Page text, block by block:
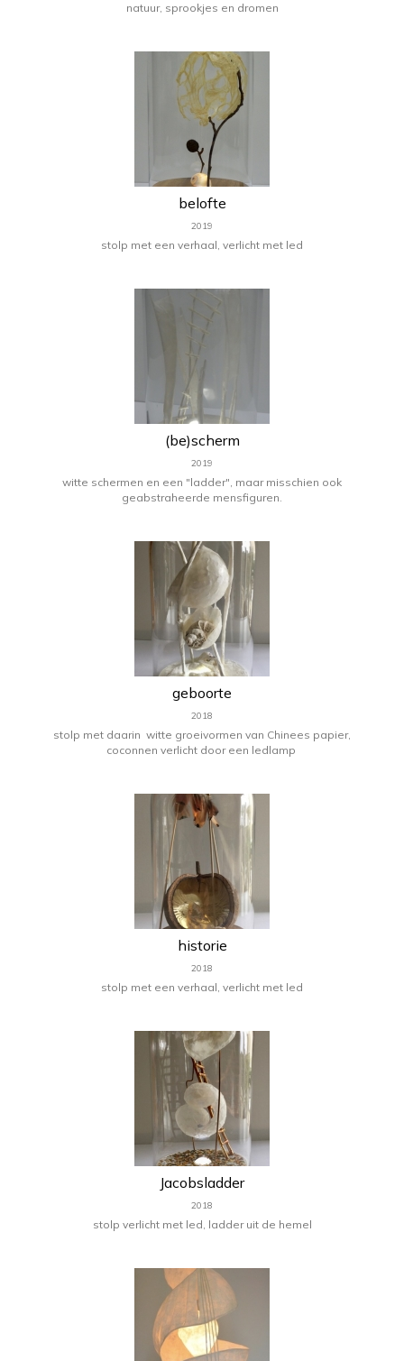
natuur, sprookjes en dromen
belofte
2019
stolp met een verhaal, verlicht met led
(be)scherm
2019
witte schermen en een "ladder", maar misschien ook
geabstraheerde mensfiguren.
geboorte
2018
stolp met daarin witte groeivormen van Chinees papier,
coconnen verlicht door een ledlamp
historie
2018
stolp met een verhaal, verlicht met led
Jacobsladder
2018
stolp verlicht met led, ladder uit de hemel